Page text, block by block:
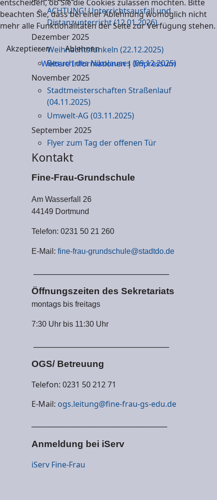
ACHTUNG! Unterrichtsausfall und
Distanzunterricht (12.01.2026)
Dezember 2025
Weihnachtsfunkeln (22.12.2025)
Besuch des Nikolauses (09.12.2025)
November 2025
Stadtmeisterschaften Straßenlauf
(04.11.2025)
Umwelt-AG (03.11.2025)
September 2025
Flyer zum Tag der offenen Tür
Kontakt
Fine-Frau-Grundschule
Am Wasserfall 26
44149 Dortmund
Telefon: 0231 50 21 260
E-Mail: fine-frau-grundschule@stadtdo.de
Öffnungszeiten des Sekretariats
montags bis freitags
7:30 Uhr bis 11:30 Uhr
OGS/ Betreuung
Telefon: 0231 50 212 71
E-Mail: ogs.leitung@fine-frau-gs-edu.de
Anmeldung bei iServ
iServ Fine-Frau
entscheiden, ob Sie die Cookies zulassen möchten. Bitte
beachten Sie, dass bei einer Ablehnung womöglich nicht
mehr alle Funktionalitäten der Seite zur Verfügung stehen.
Akzeptieren
Ablehnen
Weitere Informationen|Impressum